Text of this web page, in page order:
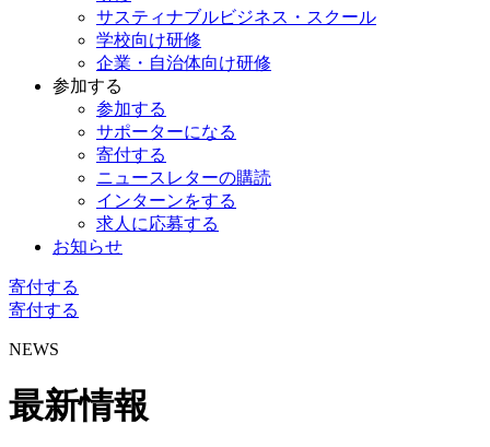
サスティナブルビジネス・スクール
学校向け研修
企業・自治体向け研修
参加する
参加する
サポーターになる
寄付する
ニュースレターの購読
インターンをする
求人に応募する
お知らせ
寄付する
寄付する
NEWS
最新情報